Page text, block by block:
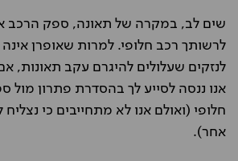
שים לב, במקרה של תאונה, ספק הרכב
לרשותך רכב חלופי. למרות שאופרן
לנזקים שעלולים להיגרם עקב תאונות, אם
אנו ננסה לסייע לך בהסדרת פתרון מול
חלופי (ואולם אנו לא מתחייבים כי
אחר).